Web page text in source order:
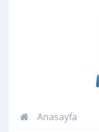
Anasayfa